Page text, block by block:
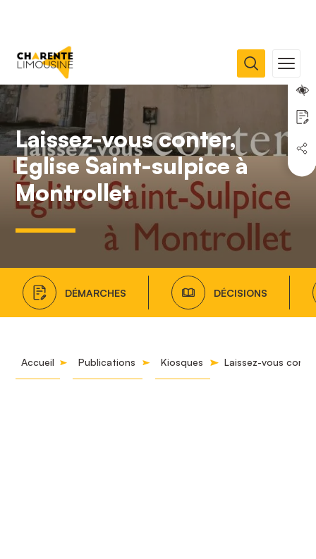
Laissez-vous conter,
Eglise Saint-sulpice à
Montrollet
DÉMARCHES DÉCISIONS
Accueil Publications Kiosques Laissez-vous